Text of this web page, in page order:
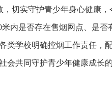
切实守护青少年身心健康，
内是否存在售烟网点、是否
类学校明确控烟工作责任，
会共同守护青少年健康成长